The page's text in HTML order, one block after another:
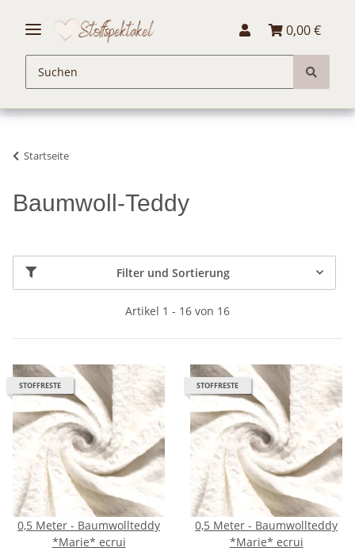
0,00 €
Startseite
Baumwoll-Teddy
Filter und Sortierung
Artikel 1 - 16 von 16
STOFFRESTE
0,5 Meter - Baumwollteddy
*Marie* ecrui
STOFFRESTE
0,5 Meter - Baumwollteddy
*Marie* ecrui